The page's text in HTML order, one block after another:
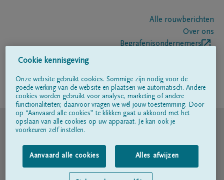
Alle rouwberichten
Over ons
Begrafenisondernemers
Volg ons op
© DELA
Gebruiksvoorwaarden
Privacyverklaring
Cookie kennisgeving
Onze website gebruikt cookies. Sommige zijn nodig voor de
goede werking van de website en plaatsen we automatisch. Andere
cookies worden gebruikt voor analyse, marketing of andere
functionaliteiten; daarvoor vragen we wél jouw toestemming. Door
op “Aanvaard alle cookies” te klikken gaat u akkoord met het
opslaan van alle cookies op uw apparaat. Je kan ook je
voorkeuren zelf instellen.
Aanvaard alle cookies Alles afwijzen